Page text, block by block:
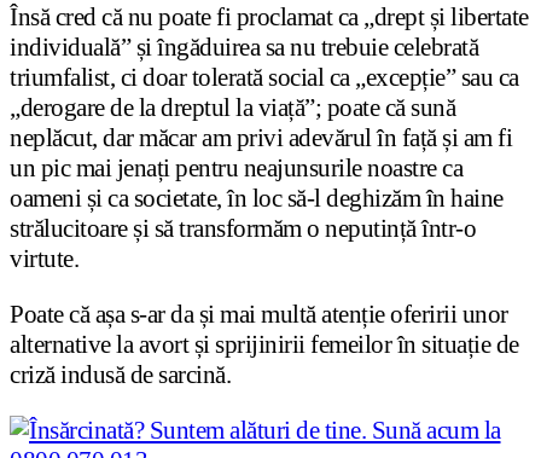
Însă cred că nu poate fi proclamat ca „drept și libertate
individuală” și îngăduirea sa nu trebuie celebrată
triumfalist, ci doar tolerată social ca „excepție” sau ca
„derogare de la dreptul la viață”; poate că sună
neplăcut, dar măcar am privi adevărul în față și am fi
un pic mai jenați pentru neajunsurile noastre ca
oameni și ca societate, în loc să-l deghizăm în haine
strălucitoare și să transformăm o neputință într-o
virtute.
Poate că așa s-ar da și mai multă atenție oferirii unor
alternative la avort și sprijinirii femeilor în situație de
criză indusă de sarcină.